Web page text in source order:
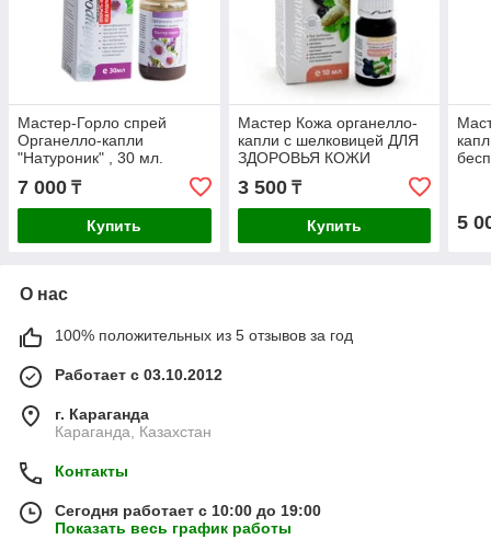
Мастер-Горло спрей
Органелло-капли
"Натуроник" , 30 мл.
7 000 ₸
Купить
Мастер Кожа органелло-
капли с шелковицей ДЛЯ
ЗДОРОВЬЯ КОЖИ
3 500₸
Купить 5
О нас
100% положительных из 5 отзывов за год
Работает с 03.10.2012
г. Караганда
Караганда, Казахстан
Контакты
Сегодня работает с 10:00 до 19:00
Показать весь график работы